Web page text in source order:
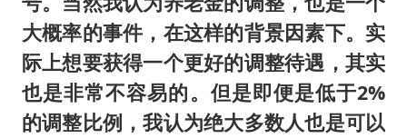
大概率的事件，在这样的背景因素下。实
际上想要获得一个更好的调整待遇，其实
也是非常不容易的。但是即便是低于2%
的调整比例，我认为绝大多数人也是可以